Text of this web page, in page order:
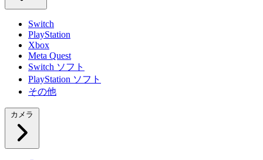
Switch
PlayStation
Xbox
Meta Quest
Switch ソフト
PlayStation ソフト
その他
カメラ